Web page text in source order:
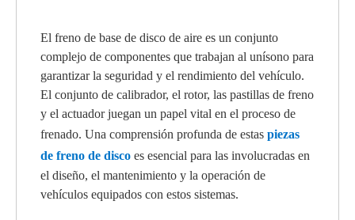
El freno de base de disco de aire es un conjunto
complejo de componentes que trabajan al unísono para
garantizar la seguridad y el rendimiento del vehículo.
El conjunto de calibrador, el rotor, las pastillas de freno
y el actuador juegan un papel vital en el proceso de
frenado. Una comprensión profunda de estas piezas
de freno de disco es esencial para las involucradas en
el diseño, el mantenimiento y la operación de
vehículos equipados con estos sistemas.